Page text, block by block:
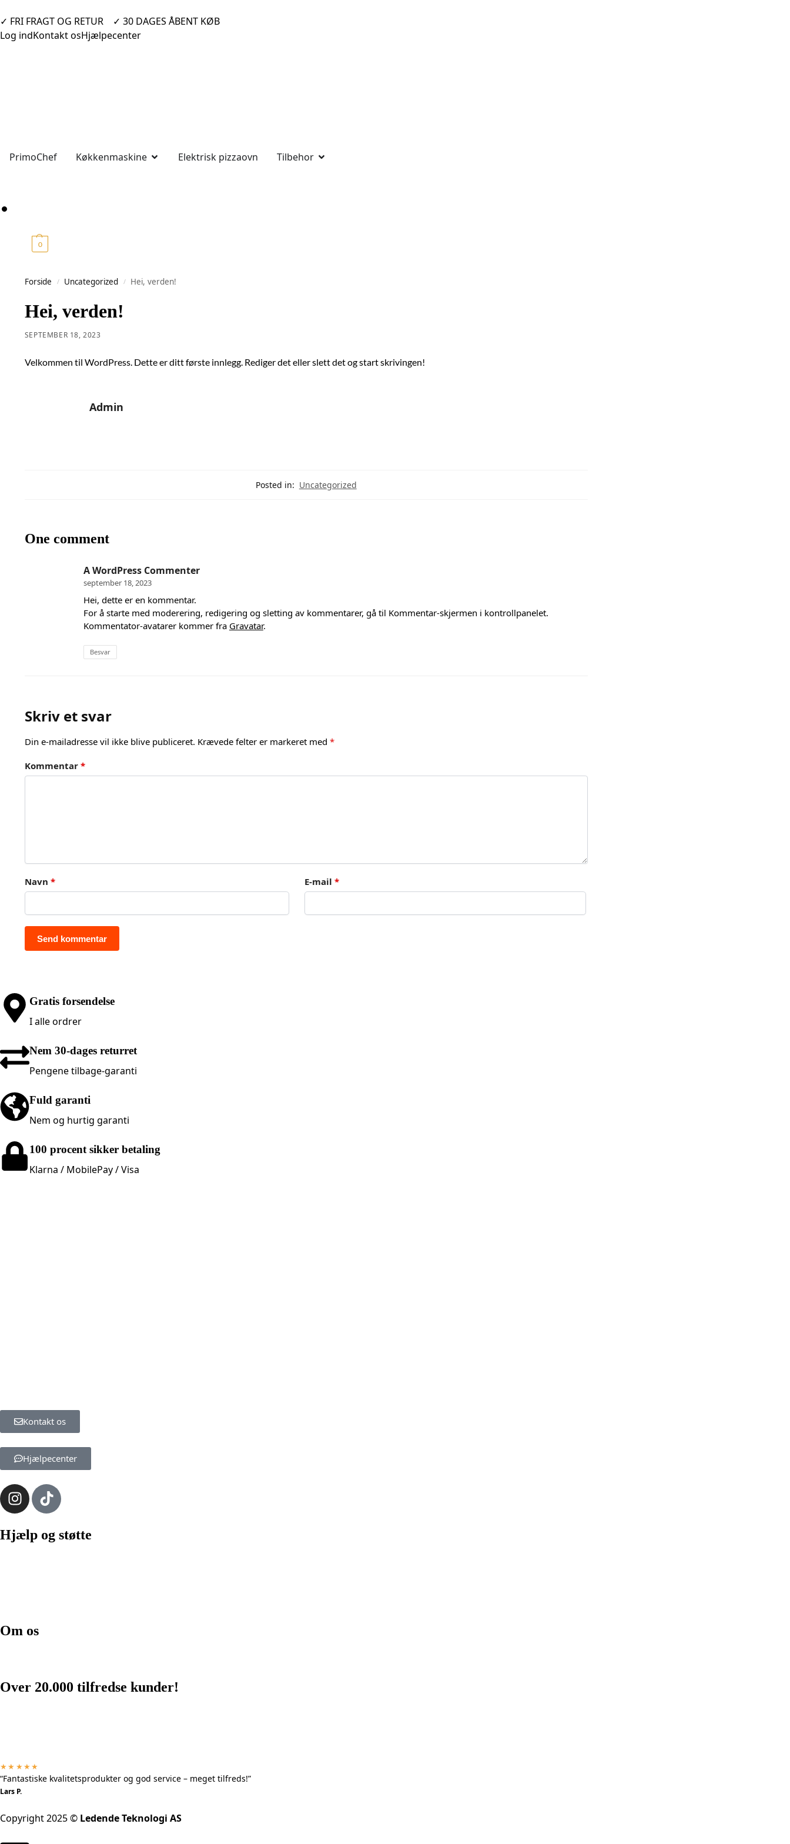
✓ FRI FRAGT OG RETUR‎ ‎ ‎ ‎ ✓ 30 DAGES ÅBENT KØB
Log indKontakt osHjælpecenter
PrimoChef Køkkenmaskine Elektrisk pizzaovn Tilbehor
0
Forside / Uncategorized / Hei, verden!
Hei, verden!
SEPTEMBER 18, 2023
Velkommen til WordPress. Dette er ditt første innlegg. Rediger det eller slett det og start skrivingen!
Admin
Posted in: Uncategorized
One comment
A WordPress Commenter
september 18, 2023
Hei, dette er en kommentar.
For å starte med moderering, redigering og sletting av kommentarer, gå til Kommentar-skjermen i kontrollpanelet.
Kommentator-avatarer kommer fra Gravatar.
Besvar
Skriv et svar
Din e-mailadresse vil ikke blive publiceret. Krævede felter er markeret med *
Kommentar *
Navn * E-mail *
Gratis forsendelse
I alle ordrer
Nem 30-dages returret
Pengene tilbage-garanti
Fuld garanti
Nem og hurtig garanti
100 procent sikker betaling
Klarna / MobilePay / Visa
Kontakt os
Hjælpecenter
Hjælp og støtte
Om os
Over 20.000 tilfredse kunder!
★★★★★
“Fantastiske kvalitetsprodukter og god service – meget tilfreds!”
Lars P.
Copyright 2025 © Ledende Teknologi AS